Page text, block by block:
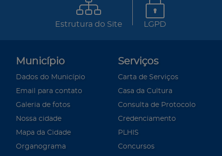
Estrutura do Site LGPD
Município
Dados do Município
Email para contato
Galeria de fotos
Nossa cidade
Mapa da Cidade
Organograma
Serviços
Carta de Serviços
Casa da Cultura
Consulta de Protocolo
Credenciamento
PLHIS
Concursos